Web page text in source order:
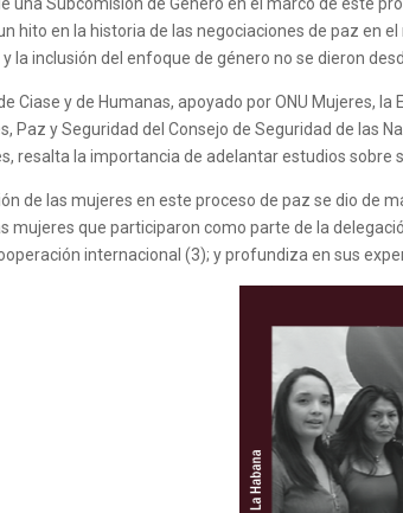
una Subcomisión de Género en el marco de este
hito en la historia de las negociaciones de paz en
la inclusión del enfoque de género no se dieron
Ciase y de Humanas, apoyado por ONU Mujeres,
Paz y Seguridad del Consejo de Seguridad de las
resalta la importancia de adelantar estudios sobre
de las mujeres en este proceso de paz se dio de
mujeres que participaron como parte de la
internacional (3); y profundiza en sus